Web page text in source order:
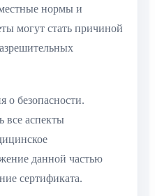
нормы и
могут стать причиной
о безопасности.
все аспекты
данной частью
сертификата.